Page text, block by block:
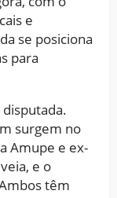
e
se posiciona
para
surgem no
Amupe e ex-
e o
têm